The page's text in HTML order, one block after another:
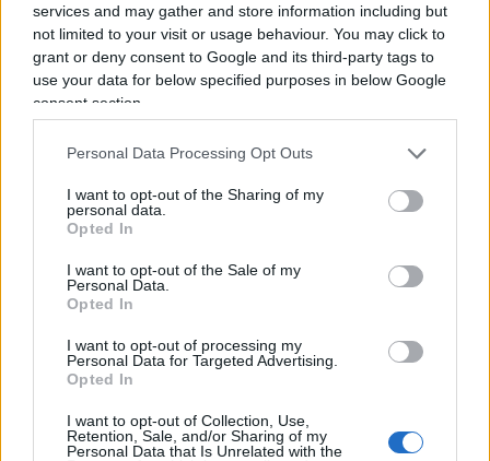
services and may gather and store information including but
not limited to your visit or usage behaviour. You may click to
grant or deny consent to Google and its third-party tags to
use your data for below specified purposes in below Google
consent section.
Personal Data Processing Opt Outs
I want to opt-out of the Sharing of my
personal data.
Opted In
I want to opt-out of the Sale of my
Personal Data.
Opted In
I want to opt-out of processing my
Personal Data for Targeted Advertising.
Opted In
I want to opt-out of Collection, Use,
Retention, Sale, and/or Sharing of my
Personal Data that Is Unrelated with the
“Mi hai toccato il culo”, dice in inglese Palmeri,
mentre la ragazza neozelandese se la ride
divertita. Eppure, non è sorto alcun caso
crocifissione mediatica, nonostante il fatto sia
stato evidentemente dicattivo gusto
. Insomma,
pare che vigano sempre due pesi e due misure: la
confronti di un uomo? Almeno in questi due
scenari sembra che la risposta sia affermativa,
nulla togliendo – ovviamente – alla cafonaggine,
alla rozzezza ed alla maleducazione che si associa